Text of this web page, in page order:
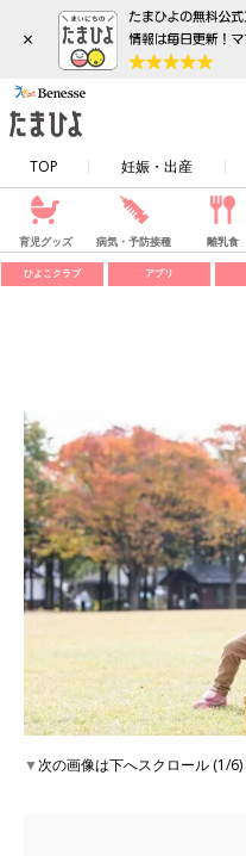
×
TOP 妊娠・出産
育児グッズ 病気・予防接種 離乳食
ひよこクラブ アプリ
▼次の画像は下へスクロール (1/6)